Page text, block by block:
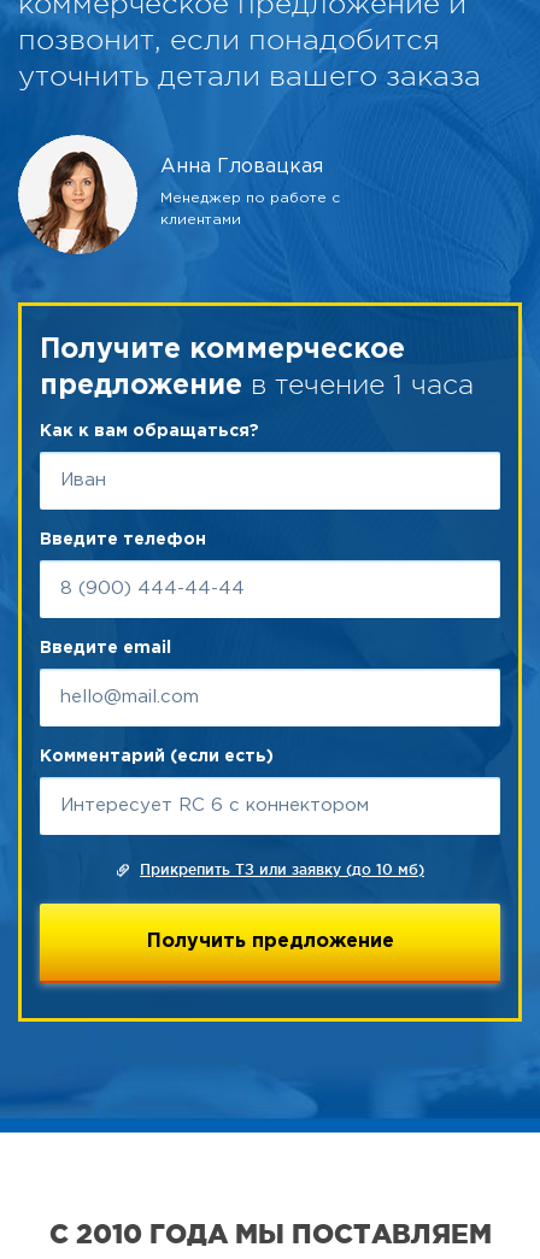
позвонит, если понадобится
уточнить детали вашего заказа
Анна Гловацкая
Менеджер по работе с
клиентами
Получите коммерческое
предложение в течение 1 часа
Как к вам обращаться?
Введите телефон
Введите email
Комментарий (если есть)
Прикрепить ТЗ или заявку (до 10 мб)
С 2010 ГОДА МЫ ПОСТАВЛЯЕМ